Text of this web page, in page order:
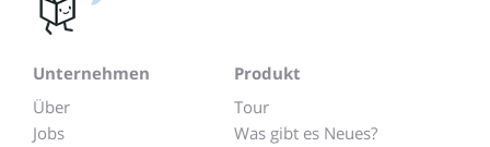
Unternehmen
Über
Jobs
Produkt
Tour
Was gibt es Neues?